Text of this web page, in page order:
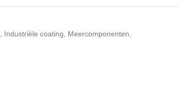
Industriële coating Meercomponenten